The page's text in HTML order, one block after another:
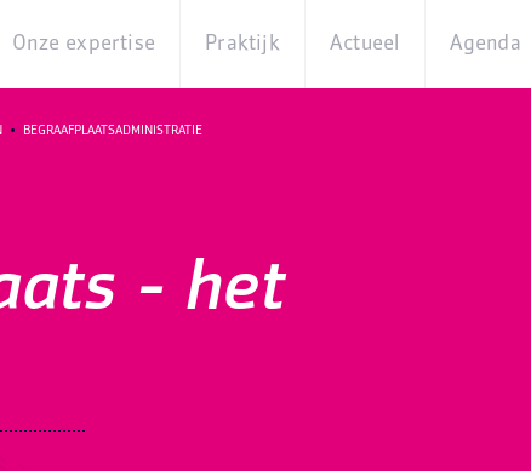
Onze expertise
Thema's
Praktijk
Practices
iBurgerzaken
Actueel Agenda
- het
BEGRAAFPLAATSADMINISTRATIE